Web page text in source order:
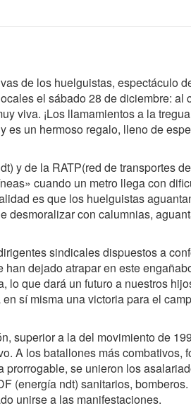
de los huelguistas, espectáculo
el sábado 28 de diciembre: al
viva. ¡Los llamamientos a la
es un hermoso regalo, lleno de
y de la RATP(red de transportes
cuando un metro llega con
es que los huelguistas
desmoralizar con calumnias,
sindicales dispuestos a
dejado atrapar en este
lo que dará un futuro a nuestros
sí misma una victoria para el
superior a la del movimiento de
A los batallones más combativos,
se unieron los
(energía ndt) sanitarios,
unirse a las manifestaciones.